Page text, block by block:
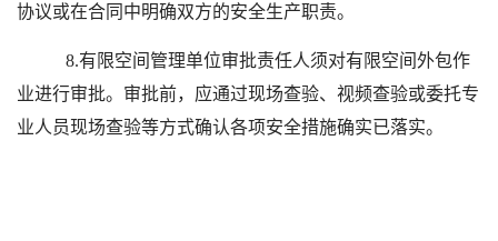
协议或在合同中明确双方的安全生产职责。
8.有限空间管理单位审批责任人须对有限空间外包作
业进行审批。审批前，应通过现场查验、视频查验或委托专
业人员现场查验等方式确认各项安全措施确实已落实。